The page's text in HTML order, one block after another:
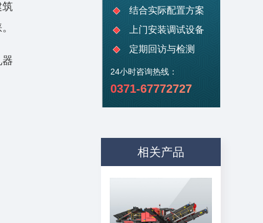
筑
结合实际配置方案
上门安装调试设备
定期回访与检测
24小时咨询热线：
0371-67772727
相关产品